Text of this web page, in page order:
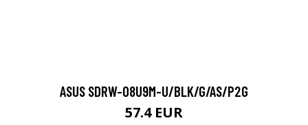
ASUS SDRW-08U9M-U/BLK/G/AS/P2G
57.4 EUR